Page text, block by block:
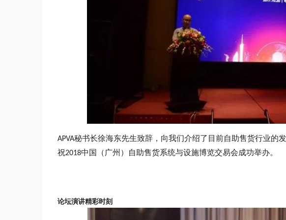
APVA秘书长徐海东先生致辞，向我们介绍了目前自助售货行业的
祝2018中国（广州）自助售货系统与设施博览交易会成功举办。
论坛演讲精彩时刻